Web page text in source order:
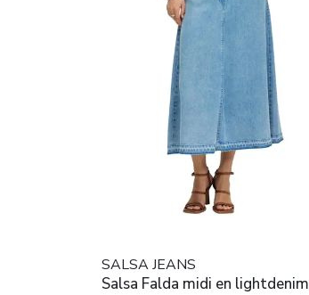
SALSA JEANS
Salsa Falda midi en lightdenim